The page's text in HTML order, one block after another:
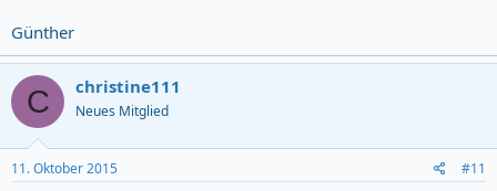
Günther
C christine111
Neues Mitglied
11. Oktober 2015 #11